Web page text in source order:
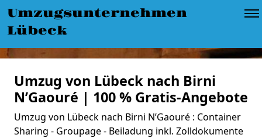
Umzugsunternehmen
Lübeck
Umzug von Lübeck nach Birni
N’Gaouré | 100 % Gratis-Angebote
Umzug von Lübeck nach Birni N’Gaouré : Container
Sharing - Groupage - Beiladung inkl. Zolldokumente